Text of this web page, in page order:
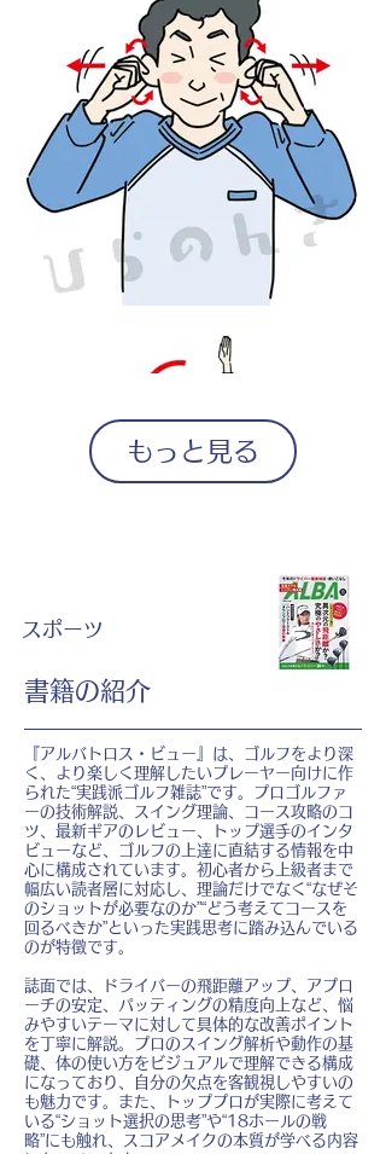
もっと見る
スポーツ
書籍の紹介
『アルバトロス・ビュー』は、ゴルフをより深
く、より楽しく理解したいプレーヤー向けに作
られた“実践派ゴルフ雑誌”です。プロゴルファ
ーの技術解説、スイング理論、コース攻略のコ
ツ、最新ギアのレビュー、トップ選手のインタ
ビューなど、ゴルフの上達に直結する情報を中
心に構成されています。初心者から上級者まで
幅広い読者層に対応し、理論だけでなく“なぜそ
のショットが必要なのか”“どう考えてコースを
回るべきか”といった実践思考に踏み込んでいる
のが特徴です。
誌面では、ドライバーの飛距離アップ、アプロ
ーチの安定、パッティングの精度向上など、悩
みやすいテーマに対して具体的な改善ポイント
を丁寧に解説。プロのスイング解析や動作の基
礎、体の使い方をビジュアルで理解できる構成
になっており、自分の欠点を客観視しやすいの
も魅力です。また、トッププロが実際に考えて
いる“ショット選択の思考”や“18ホールの戦
略”にも触れ、スコアメイクの本質が学べる内容